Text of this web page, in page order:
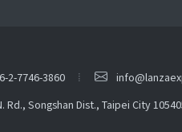
2-7746-3860
Rd., Songshan Dist., Taipei City